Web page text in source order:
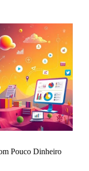
Pouco Dinheiro